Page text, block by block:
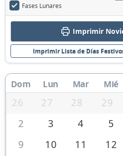
Fases Lunares
Imprimir
Imprimir Lista de Días
Dom Lun Mar Mié
26 27 28 29
2
3 4 5
9
10 11 12